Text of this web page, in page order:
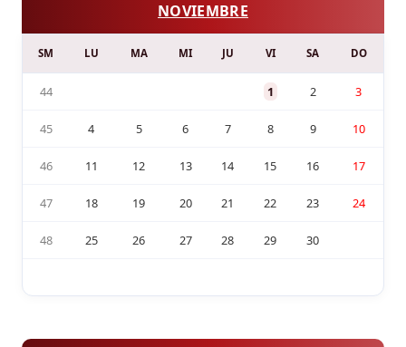
NOVIEMBRE
SM LU MA MI JU VI SA DO
44 1 2 3
45 4 5 6 7 8 9 10
46 11 12 13 14 15 16 17
47 18 19 20 21 22 23 24
48 25 26 27 28 29 30